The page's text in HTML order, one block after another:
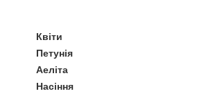
Квіти
Петунія
Аеліта
Насіння